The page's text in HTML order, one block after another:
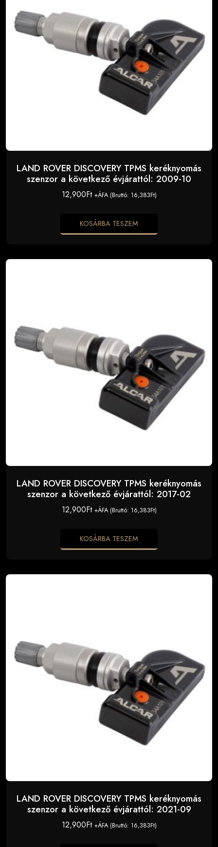
LAND ROVER DISCOVERY TPMS keréknyomás
szenzor a következő évjárattól: 2009-10
12,900Ft +ÁFA (Bruttó: 16,383Ft)
KOSÁRBA TESZEM
LAND ROVER DISCOVERY TPMS keréknyomás
szenzor a következő évjárattól: 2017-02
12,900Ft +ÁFA (Bruttó: 16,383Ft)
KOSÁRBA TESZEM
LAND ROVER DISCOVERY TPMS keréknyomás
szenzor a következő évjárattól: 2021-09
12,900Ft +ÁFA (Bruttó: 16,383Ft)